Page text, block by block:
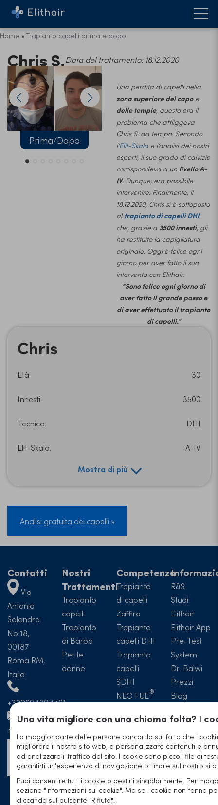
Home » Trapianto capelli prima e dopo
Chris S.Data del trattamento: 18.12.2020
Prima/Dopo Prima
Una perdita di capelli nella
zona superiore del capoe
delle tempie, questo era il
problema che affliggeva
Chris S. da tempo. Secondo
l’Elit-Skala e l’analisi dei nostri
esperti, il suo grado di calvizie
corrispondeva a un livello A-
IV. Dunque, era possibile
intervenire. Finalmente, il
18.12.2020, Chris si è sottoposto
altrapianto di capelli DHI
che, grazie a 3500 innesti, gli
ha restituito la capigliatura
originale. Oggi è felice ogni
giorno per aver fatto il suo
intervento con Elithair.
“Sono felice ogni giorno di
aver fatto il grande passo e
di aver effettuato il trapianto
di capelli.”
Chris
Età: 30
Innesti: 3500
Tecnica: DHI
Elit-Skala:
A-IV
Mostra di più
Analisi gratuita dei capelli »
Contatti
Via
Antonio
Salandra
No 18,
00187
Roma RM,
Italia
+390694804461
italia@elithairtransplant.com
Formulario
di contatto
Nostri
Trattamenti
Trapianto
capelli
Trapianto
di Barba
Per le
donne
Competenza
Trapianto
di capelli
Zaffiro
Trapianto
capelli DHI
Trapianto
capelli
SDHI
NEO FUE
capelli
Prima e
Dopo
Trapianto
Capelli
Esperienze
R&S
Studi
Elithair
Elithair App
Pre-Test
System
Dr. Balwi
Prezzi
Blog
Una vita migliore con una chioma folta? I
La maggior parte delle persone concorda sul fatto che i
migliorare il nostro sito web, a personalizzare contenuti e
ad analizzare il traffico del sito. I cookie sono piccoli file di
garantirti un'esperienza di navigazione ottimale sul nostro sito.
Puoi consentire tutti i cookie o gestirli singolarmente. Per
sezione "Informazioni sui cookie". Ma se i cookie non fanno
cliccando sul pulsante "Rifiuta"!